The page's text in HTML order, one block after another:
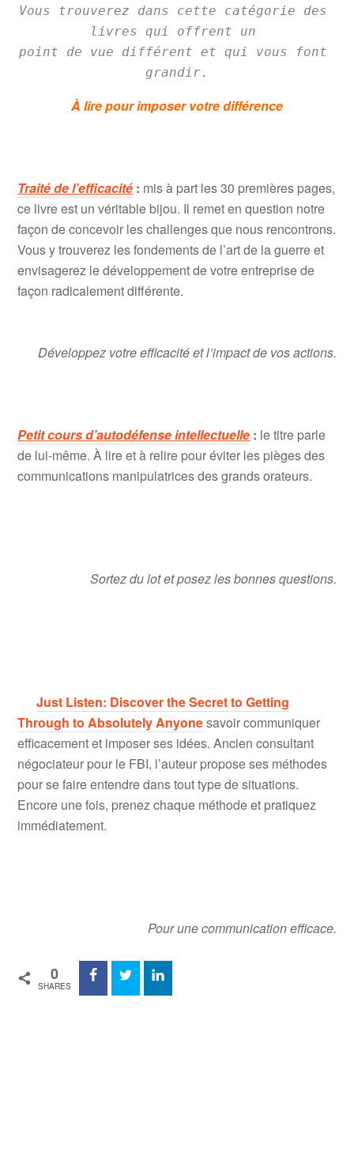
Vous trouverez dans cette catégorie des
livres qui offrent un
point de vue différent et qui vous font
grandir.
À lire pour imposer votre différence
Traité de l’efficacité : mis à part les 30 premières pages,
ce livre est un véritable bijou. Il remet en question notre
façon de concevoir les challenges que nous rencontrons.
Vous y trouverez les fondements de l’art de la guerre et
envisagerez le développement de votre entreprise de
façon radicalement différente.
Développez votre efficacité et l’impact de vos actions.
Petit cours d’autodéfense intellectuelle : le titre parle
de lui-même. À lire et à relire pour éviter les pièges des
communications manipulatrices des grands orateurs.
Sortez du lot et posez les bonnes questions.
Just Listen: Discover the Secret to Getting
Through to Absolutely Anyonesavoir communiquer
efficacement et imposer ses idées. Ancien consultant
négociateur pour le FBI, l’auteur propose ses méthodes
pour se faire entendre dans tout type de situations.
Encore une fois, prenez chaque méthode et pratiquez
immédiatement.
Pour une communication efficace.
0
SHARES